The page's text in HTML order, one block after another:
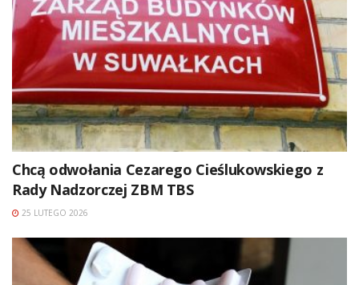
Chcą odwołania Cezarego Cieślukowskiego z
Rady Nadzorczej ZBM TBS
25 LUTEGO 2026